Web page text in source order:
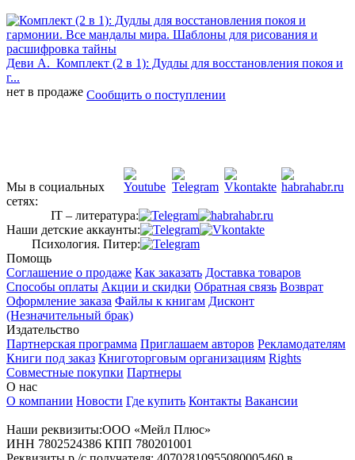
Деви А. Комплект (2 в 1): Дудлы для восстановления покоя и
г...
нет в продаже Сообщить о поступлении
Мы в социальных
сетях:
IT – литература:
Наши детские аккаунты:
Психология. Питер:
Помощь
Соглашение о продаже Как заказать Доставка товаров
Способы оплаты Акции и скидки Обратная связь Возврат
Оформление заказа Файлы к книгам Дисконт
(Незначительный брак)
Издательство
Партнерская программа Приглашаем авторов Рекламодателям
Книги под заказ Книготорговым организациям Rights
Совместные покупки Партнеры
О нас
О компании Новости Где купить Контакты Вакансии
Наши реквизиты:ООО «Мейл Плюс»
ИНН 7802524386 КПП 780201001